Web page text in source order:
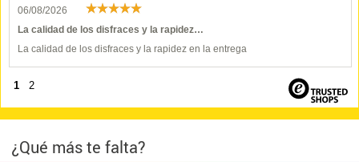
06/08/2026
La calidad de los disfraces y la rapidez…
La calidad de los disfraces y la rapidez en la entrega
1 2
¿Qué más te falta?